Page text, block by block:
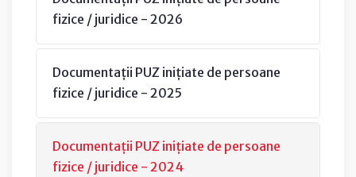
fizice / juridice - 2026
Documentații PUZ inițiate de persoane
fizice / juridice - 2025
Documentații PUZ inițiate de persoane
fizice / juridice - 2024